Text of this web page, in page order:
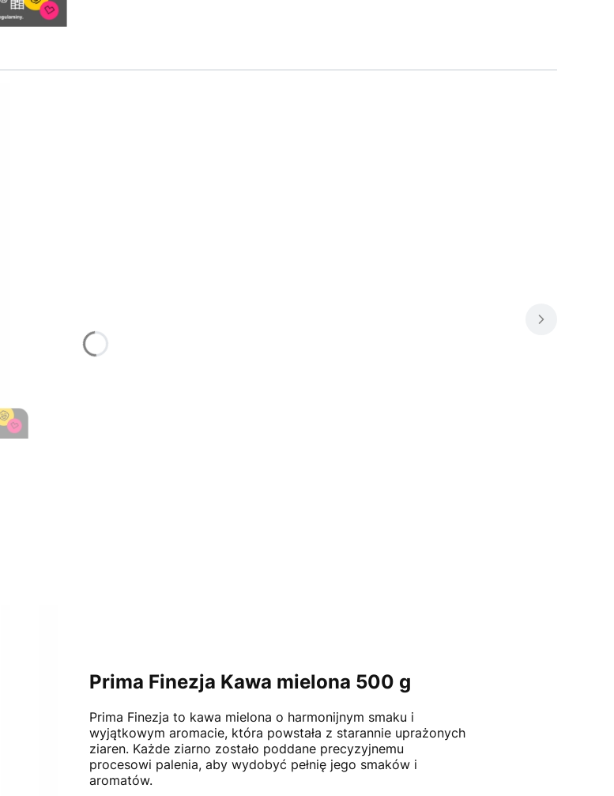
Prima Finezja Kawa mielona 500 g
Prima Finezja to kawa mielona o harmonijnym smaku i
wyjątkowym aromacie, która powstała z starannie uprażonych
ziaren. Każde ziarno zostało poddane precyzyjnemu
procesowi palenia, aby wydobyć pełnię jego smaków i
aromatów.